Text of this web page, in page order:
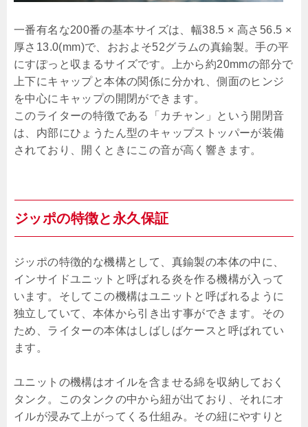
一番有名な200番の基本サイズは、幅38.5 × 高さ56.5 ×
厚さ13.0(mm)で、おおよそ52グラムの真鍮製。手の平
にすぽっと収まるサイズです。上から約20mmの部分で
上下にキャップと本体の関係に分かれ、側面のヒンジ
を中心にキャップの開閉ができます。
このライターの特徴である「カチャン」という開閉音
は、内部にひょうたん型のキャップストッパーが装備
されており、開くときにこの音が高く響きます。
ジッポの特徴と永久保証
ジッポの特徴的な機構として、真鍮製の本体の中に、
インサイドユニットと呼ばれる炎を作る機構が入って
います。そしてこの機構はユニットと呼ばれるように
独立していて、本体から引き出す事ができます。その
ため、ライターの本体はしばしばケースと呼ばれてい
ます。
ユニットの機構はオイルを含ませる綿を収納しておく
タンク。このタンクの中から紐が出ており、それにオ
イルが浸みて上がってくる仕組み。その紐にやすりと